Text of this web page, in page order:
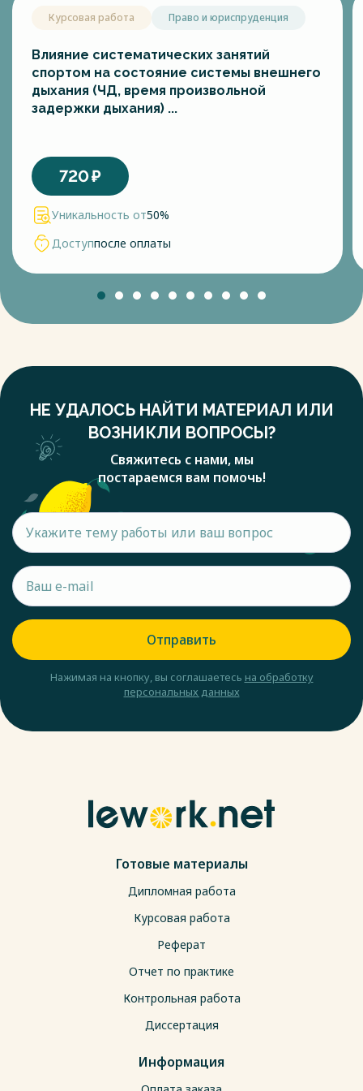
интенсивность работы может быть умеренной, большой,
упражнений составляет от нескольких до десятков минут.
В практике физического воспитания применяют огромное
количество самых разных по форме физических
упражнений циклического и ациклического характера,
велосипеде, бег на коньках, плавание, игры и игровые
упражнения, упражнения, выполняемые по методу
круговой тренировки (включая в круг 7-8 и более
упражнений, выполняемых в среднем темпе) и др.
Основные требования, предъявляемые к ним, следующие:
упражнения необходимо выполнять в зонах умеренной и
большой мощности работ; продолжительность таких
упражнений от нескольких минут до 60-90 мин; работа
осуществляется при глобальном функционировании мышц
Весь текст будет доступенпосле покупки
Курсовая работа Право и юриспруденция
Влияние систематических занятий
спортом на состояние системы внешнего
дыхания (ЧД, время произвольной
задержки дыхания) ...
720₽
Уникальность от50%
Доступпосле оплаты
НЕ УДАЛОСЬ НАЙТИ МАТЕРИАЛ ИЛИ
ВОЗНИКЛИ ВОПРОСЫ?
Свяжитесь с нами, мы
постараемся вам помочь!
Отправить
Нажимая на кнопку, вы соглашаетесь на обработку
персональных данных
Готовые материалы
Дипломная работа
Курсовая работа
Реферат
Отчет по практике
Контрольная работа
Диссертация
Информация